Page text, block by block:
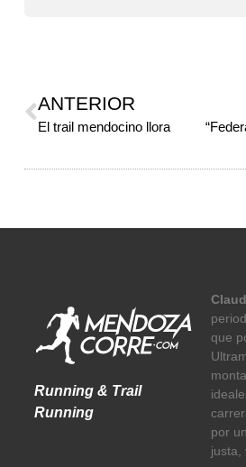
ANTERIOR
El trail mendocino llora
Running & Trail
Running
que
por
justa,